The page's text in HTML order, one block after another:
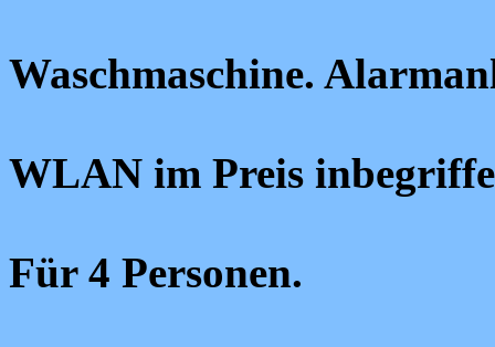
Waschmaschine.
WLAN im Preis
Für 4 Personen.